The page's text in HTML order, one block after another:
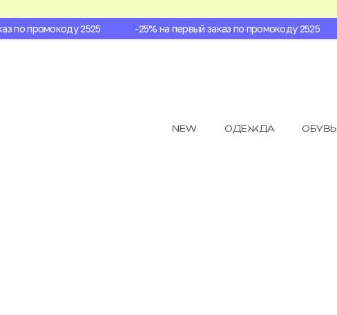
по промокоду 2525 -25% на первый заказ по промокоду 2525
NEW ОДЕЖДА ОБУВЬ